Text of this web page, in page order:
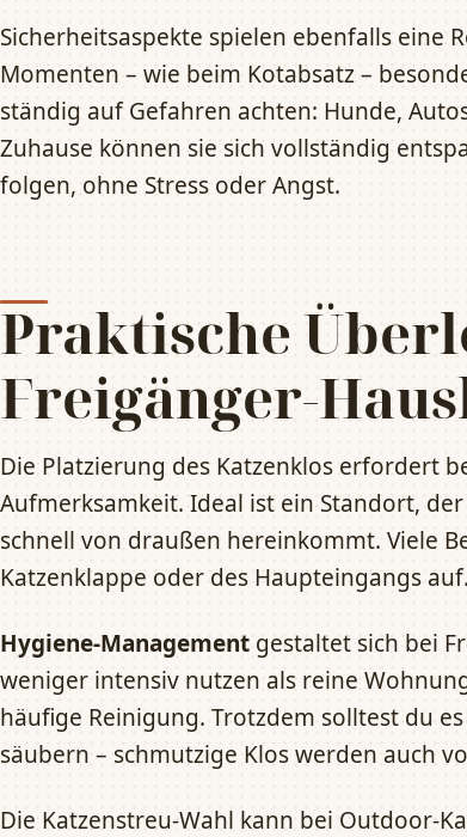
Sicherheitsaspekte spielen ebenfalls eine
Momenten – wie beim Kotabsatz –
ständig auf Gefahren achten: Hunde,
Zuhause können sie sich vollständig
folgen, ohne Stress oder Angst.
Praktische
Freigänger-
Die Platzierung des Katzenklos erfordert
Aufmerksamkeit. Ideal ist ein Standort,
schnell von draußen hereinkommt. Viele
Katzenklappe oder des Haupteingangs auf.
Hygiene-Management gestaltet sich bei
weniger intensiv nutzen als reine
häufige Reinigung. Trotzdem solltest du
säubern – schmutzige Klos werden auch
Die Katzenstreu-Wahl kann bei Outdoor-